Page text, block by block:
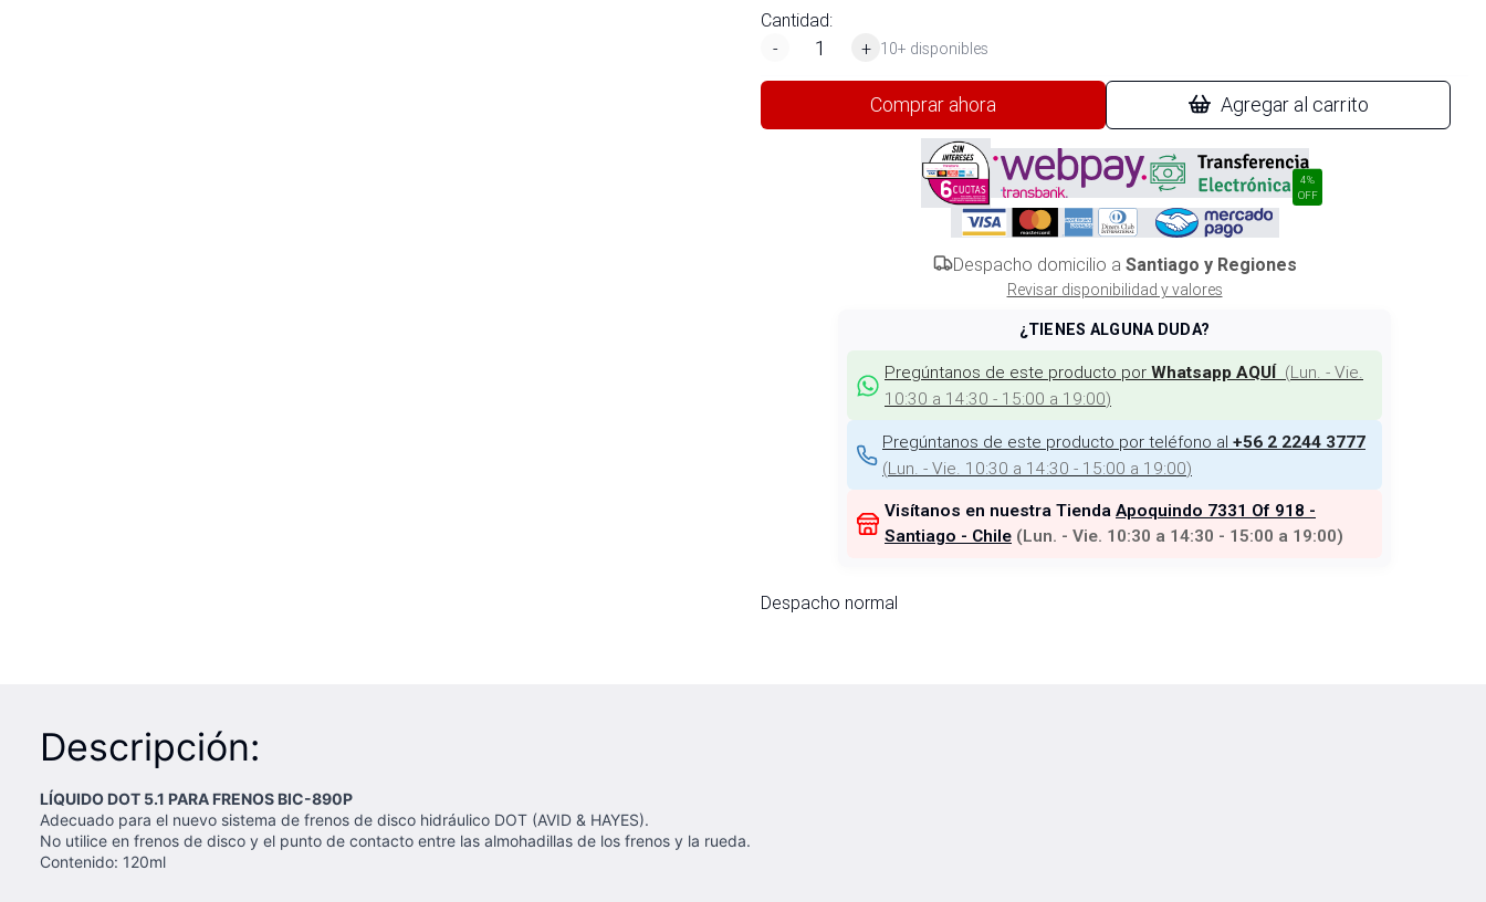
Cantidad:
-
+ 10+ disponibles
Comprar ahora Agregar al carrito
4%
OFF
Despacho domicilio a Santiago y Regiones
Revisar disponibilidad y valores
¿TIENES ALGUNA DUDA?
Pregúntanos de este producto por Whatsapp AQUÍ (Lun. - Vie.
10:30 a 14:30 - 15:00 a 19:00)
Pregúntanos de este producto por teléfono al +56 2 2244 3777
(Lun. - Vie. 10:30 a 14:30 - 15:00 a 19:00)
Visítanos en nuestra Tienda Apoquindo 7331 Of 918 -
Santiago - Chile (Lun. - Vie. 10:30 a 14:30 - 15:00 a 19:00)
Despacho normal
Descripción:
LÍQUIDO DOT 5.1 PARA FRENOS BIC-890P
Adecuado para el nuevo sistema de frenos de disco hidráulico DOT (AVID & HAYES).
No utilice en frenos de disco y el punto de contacto entre las almohadillas de los frenos y la rueda.
Contenido: 120ml